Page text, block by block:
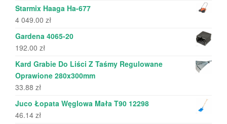
Starmix Haaga Ha-677
4 049.00 zł
Gardena 4065-20
192.00 zł
Kard Grabie Do Liści Z Taśmy Regulowane
Oprawione 280x300mm
33.88 zł
Juco Łopata Węglowa Mała T90 12298
46.14 zł